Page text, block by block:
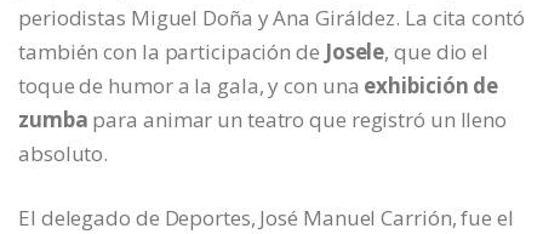
periodistas Miguel Doña y Ana Giráldez. La cita contó
también con la participación de Josele, que dio el
toque de humor a la gala, y con una exhibición de
zumba para animar un teatro que registró un lleno
absoluto.
El delegado de Deportes, José Manuel Carrión, fue el